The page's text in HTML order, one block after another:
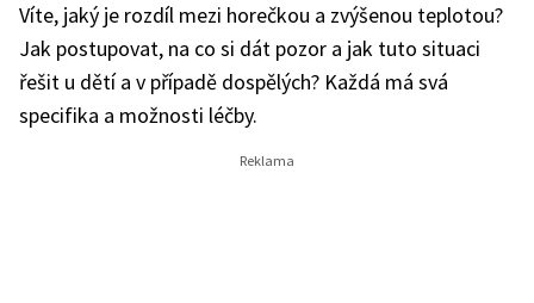
Víte, jaký je rozdíl mezi horečkou a zvýšenou teplotou?
Jak postupovat, na co si dát pozor a jak tuto situaci
řešit u dětí a v případě dospělých? Každá má svá
specifika a možnosti léčby.